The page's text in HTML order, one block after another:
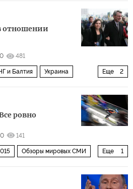
отношении
0 481
Еще 2
и Балтия Украина
ровно
0 141
Еще 1
Обзоры мировых СМИ